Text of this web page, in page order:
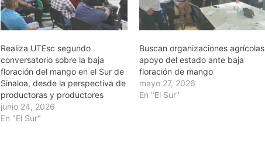
Realiza UTEsc segundo
conversatorio sobre la baja
floración del mango en el Sur de
Sinaloa, desde la perspectiva de
productoras y productores
junio 24, 2026
En "El Sur"
Buscan organizaciones agrícolas
apoyo del estado ante baja
floración de mango
mayo 27, 2026
En "El Sur"